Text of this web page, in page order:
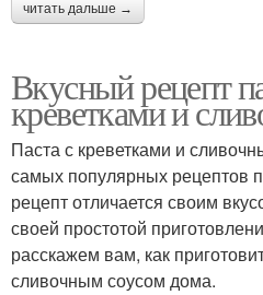
читать дальше →
Вкусный рецепт
креветками и
Паста с креветками и
самых популярных рецептов
рецепт отличается своим
своей простотой
расскажем вам, как
сливочным соусом дома.